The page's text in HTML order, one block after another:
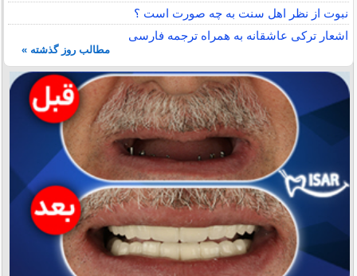
نبوت از نظر اهل سنت به چه صورت است ؟
اشعار ترکی عاشقانه به همراه ترجمه فارسی
مطالب روز گذشته »